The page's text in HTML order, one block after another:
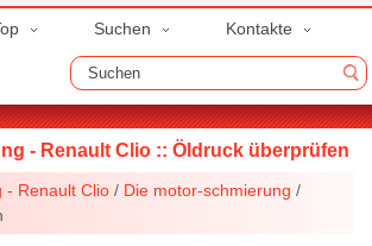
Suchen Kontakte
- Renault Clio :: Öldruck überprüfen
- Renault Clio / Die motor-schmierung /